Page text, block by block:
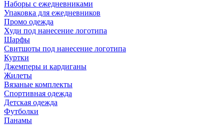
Наборы с ежедневниками
Упаковка для ежедневников
Промо одежда
Худи под нанесение логотипа
Шарфы
Свитшоты под нанесение логотипа
Куртки
Джемперы и кардиганы
Жилеты
Вязаные комплекты
Спортивная одежда
Детская одежда
Футболки
Панамы